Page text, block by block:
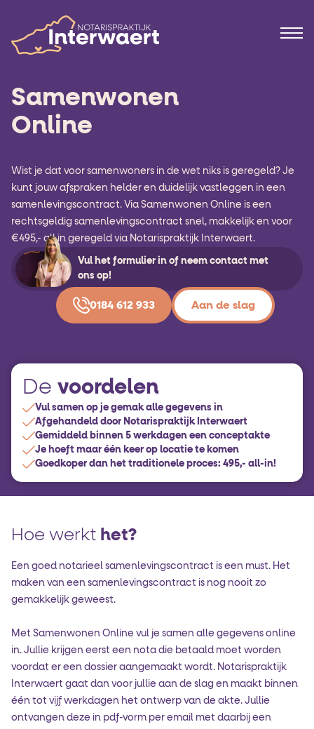
Samenwonen
Online
Wist je dat voor samenwoners in de wet niks is geregeld? Je
kunt jouw afspraken helder en duidelijk vastleggen in een
samenlevingscontract. Via Samenwonen Online is een
rechtsgeldig samenlevingscontract snel, makkelijk en voor
€495,- all in geregeld via Notarispraktijk Interwaert.
Vul het formulier in of neem contact met
ons op!
0184 612 933 Aan de slag
De voordelen
Vul samen op je gemak alle gegevens in
Afgehandeld door Notarispraktijk Interwaert
Gemiddeld binnen 5 werkdagen een conceptakte
Je hoeft maar één keer op locatie te komen
Goedkoper dan het traditionele proces: 495,- all-in!
Hoe werkt het?
Een goed notarieel samenlevingscontract is een must. Het
maken van een samenlevingscontract is nog nooit zo
gemakkelijk geweest.
Met Samenwonen Online vul je samen alle gegevens online
in. Jullie krijgen eerst een nota die betaald moet worden
voordat er een dossier aangemaakt wordt. Notarispraktijk
Interwaert gaat dan voor jullie aan de slag en maakt binnen
één tot vijf werkdagen het ontwerp van de akte. Jullie
ontvangen deze in pdf-vorm per email met daarbij een